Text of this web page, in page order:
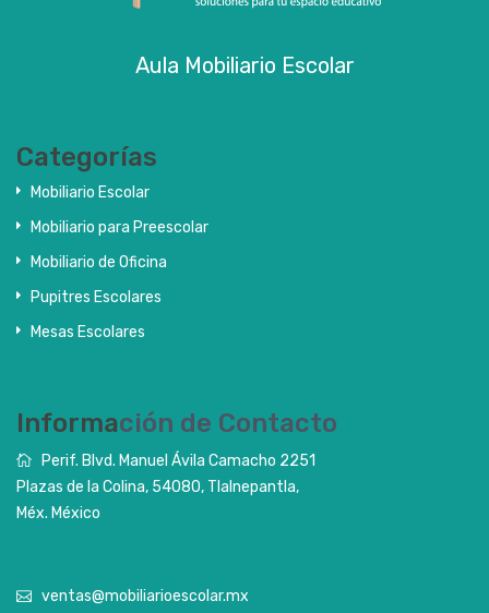
Aula Mobiliario Escolar
Categorías
Mobiliario Escolar
Mobiliario para Preescolar
Mobiliario de Oficina
Pupitres Escolares
Mesas Escolares
Información de Contacto
Perif. Blvd. Manuel Ávila Camacho 2251
Plazas de la Colina, 54080, Tlalnepantla,
Méx. México
ventas@mobiliarioescolar.mx